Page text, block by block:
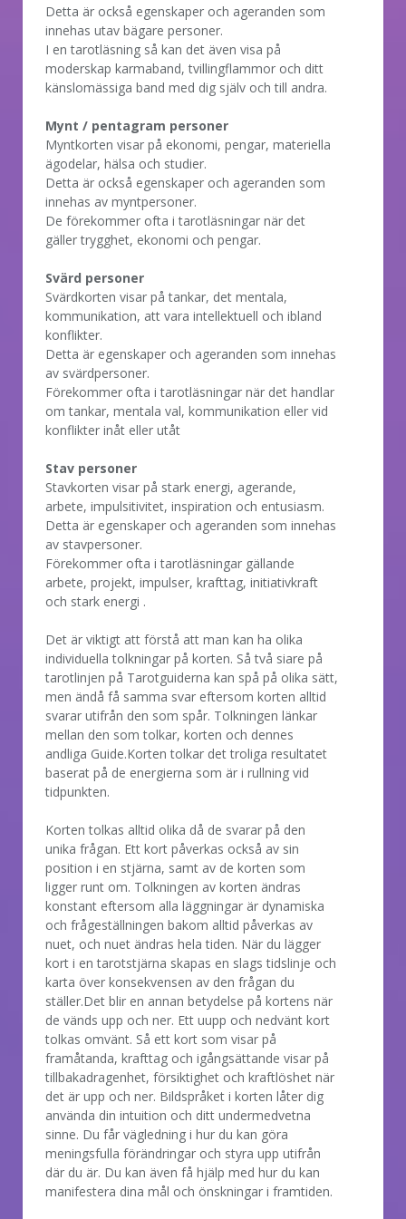
Detta är också egenskaper och ageranden som
innehas utav bägare personer.
I en tarotläsning så kan det även visa på
moderskap karmaband, tvillingflammor och ditt
känslomässiga band med dig själv och till andra.
Mynt / pentagram personer
Myntkorten visar på ekonomi, pengar, materiella
ägodelar, hälsa och studier.
Detta är också egenskaper och ageranden som
innehas av myntpersoner.
De förekommer ofta i tarotläsningar när det
gäller trygghet, ekonomi och pengar.
Svärd personer
Svärdkorten visar på tankar, det mentala,
kommunikation, att vara intellektuell och ibland
konflikter.
Detta är egenskaper och ageranden som innehas
av svärdpersoner.
Förekommer ofta i tarotläsningar när det handlar
om tankar, mentala val, kommunikation eller vid
konflikter inåt eller utåt
Stav personer
Stavkorten visar på stark energi, agerande,
arbete, impulsitivitet, inspiration och entusiasm.
Detta är egenskaper och ageranden som innehas
av stavpersoner.
Förekommer ofta i tarotläsningar gällande
arbete, projekt, impulser, krafttag, initiativkraft
och stark energi .
Det är viktigt att förstå att man kan ha olika
individuella tolkningar på korten. Så två siare på
tarotlinjen på Tarotguiderna kan spå på olika sätt,
men ändå få samma svar eftersom korten alltid
svarar utifrån den som spår. Tolkningen länkar
mellan den som tolkar, korten och dennes
andliga Guide.Korten tolkar det troliga resultatet
baserat på de energierna som är i rullning vid
tidpunkten.
Korten tolkas alltid olika då de svarar på den
unika frågan. Ett kort påverkas också av sin
position i en stjärna, samt av de korten som
ligger runt om. Tolkningen av korten ändras
konstant eftersom alla läggningar är dynamiska
och frågeställningen bakom alltid påverkas av
nuet, och nuet ändras hela tiden. När du lägger
kort i en tarotstjärna skapas en slags tidslinje och
karta över konsekvensen av den frågan du
ställer.Det blir en annan betydelse på kortens när
de vänds upp och ner. Ett uupp och nedvänt kort
tolkas omvänt. Så ett kort som visar på
framåtanda, krafttag och igångsättande visar på
tillbakadragenhet, försiktighet och kraftlöshet när
det är upp och ner. Bildspråket i korten låter dig
använda din intuition och ditt undermedvetna
sinne. Du får vägledning i hur du kan göra
meningsfulla förändringar och styra upp utifrån
där du är. Du kan även få hjälp med hur du kan
manifestera dina mål och önskningar i framtiden.